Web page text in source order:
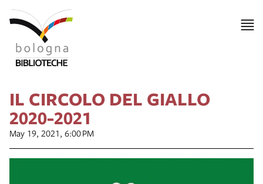
IL CIRCOLO DEL GIALLO
2020-2021
May 19, 2021, 6:00 PM